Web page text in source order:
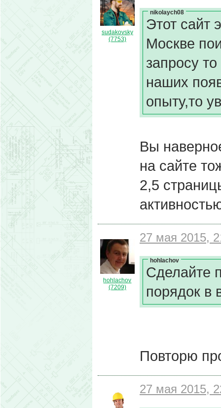
sudakovsky
(7753)
nikolaych08
Этот сайт
Москве
запросу
наших
опыту,то
Вы
на сайте
2,5
hohlachov
(7209)
27 мая 2015,
hohlachov
Сделайте
порядок в
Повторю
27 мая 2015,